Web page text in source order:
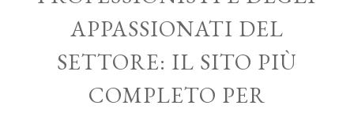
APPASSIONATI DEL
SETTORE: IL SITO PIÙ
COMPLETO PER